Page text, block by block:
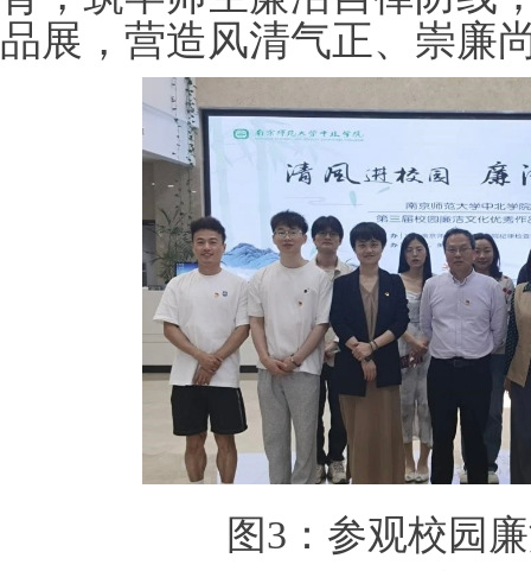
品展，营造风清气正、崇廉
图3：参观校园